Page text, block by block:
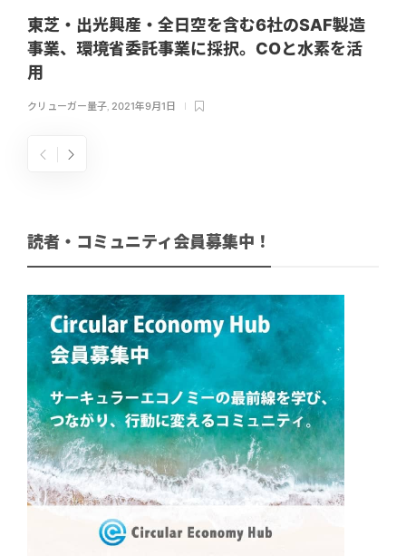
東芝・出光興産・全日空を含む6社のSAF製造
事業、環境省委託事業に採択。COと水素を活
用
クリューガー量子, 2021年9月1日
読者・コミュニティ会員募集中！